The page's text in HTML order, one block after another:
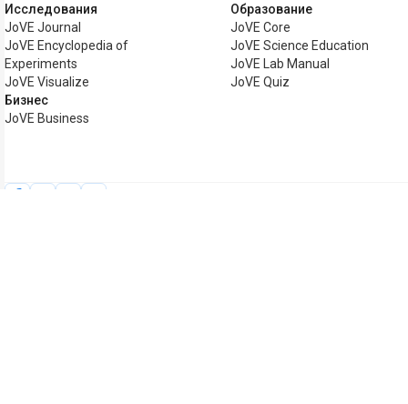
Исследования
JoVE Journal
JoVE Encyclopedia of
Experiments
JoVE Visualize
Бизнес
JoVE Business
Образование
JoVE Core
JoVE Science Education
JoVE Lab Manual
JoVE Quiz